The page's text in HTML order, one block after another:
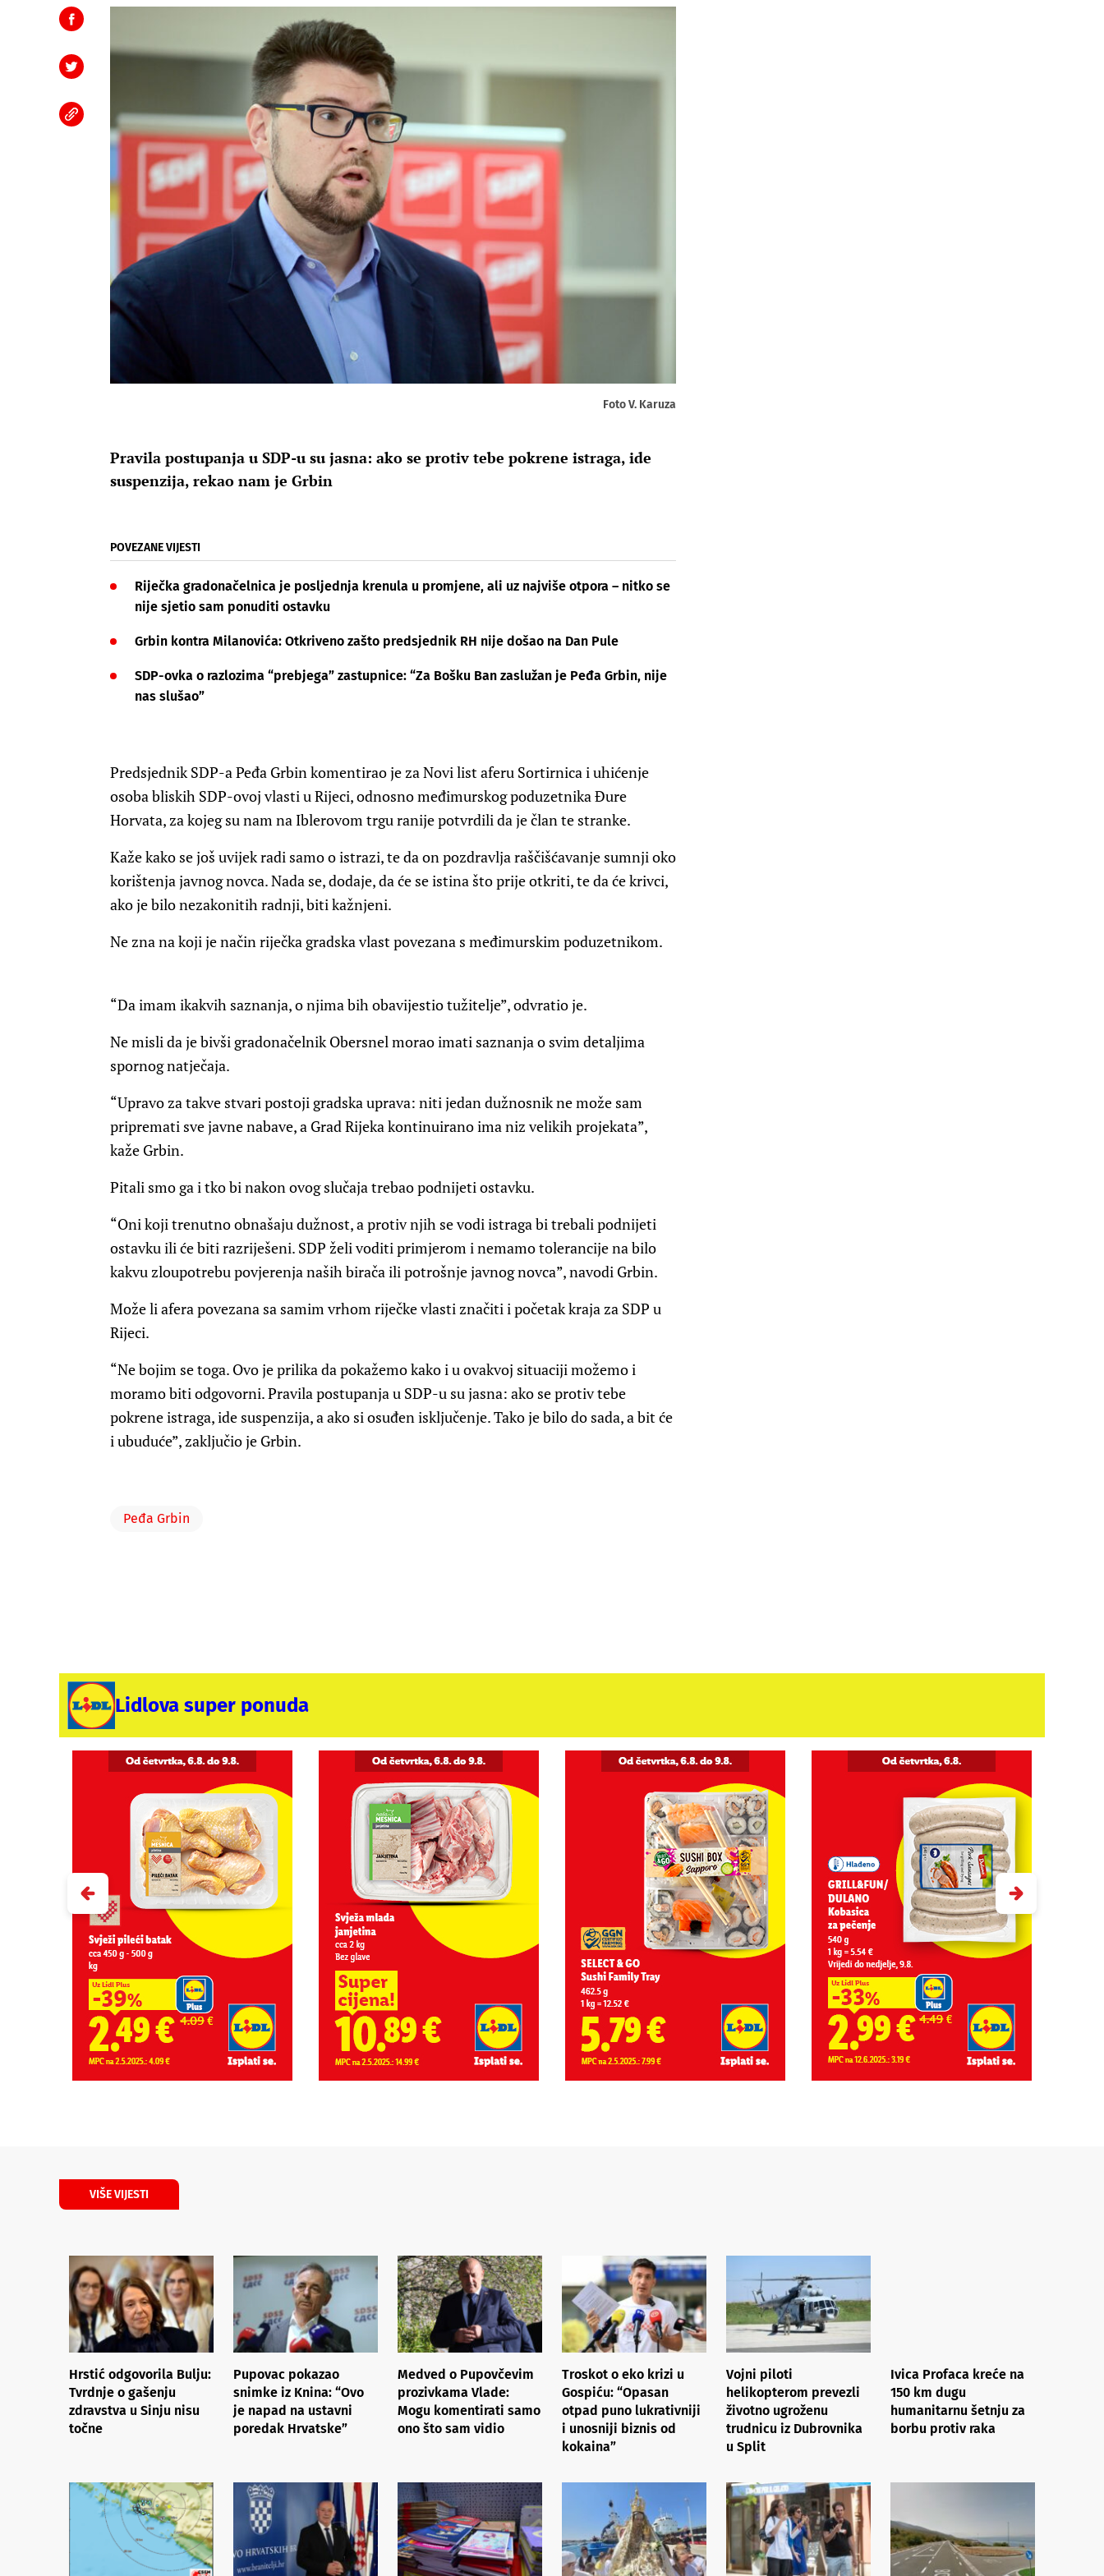
Foto V. Karuza
Pravila postupanja u SDP-u su jasna: ako se protiv tebe pokrene istraga, ide
suspenzija, rekao nam je Grbin
POVEZANE VIJESTI
Riječka gradonačelnica je posljednja krenula u promjene, ali uz najviše otpora – nitko se
nije sjetio sam ponuditi ostavku
Grbin kontra Milanovića: Otkriveno zašto predsjednik RH nije došao na Dan Pule
SDP-ovka o razlozima “prebjega” zastupnice: “Za Bošku Ban zaslužan je Peđa Grbin, nije
nas slušao”
Predsjednik SDP-a Peđa Grbin komentirao je za Novi list aferu Sortirnica i uhićenje
osoba bliskih SDP-ovoj vlasti u Rijeci, odnosno međimurskog poduzetnika Đure
Horvata, za kojeg su nam na Iblerovom trgu ranije potvrdili da je član te stranke.
Kaže kako se još uvijek radi samo o istrazi, te da on pozdravlja raščišćavanje sumnji oko
korištenja javnog novca. Nada se, dodaje, da će se istina što prije otkriti, te da će krivci,
ako je bilo nezakonitih radnji, biti kažnjeni.
Ne zna na koji je način riječka gradska vlast povezana s međimurskim poduzetnikom.
“Da imam ikakvih saznanja, o njima bih obavijestio tužitelje”, odvratio je.
Ne misli da je bivši gradonačelnik Obersnel morao imati saznanja o svim detaljima
spornog natječaja.
“Upravo za takve stvari postoji gradska uprava: niti jedan dužnosnik ne može sam
pripremati sve javne nabave, a Grad Rijeka kontinuirano ima niz velikih projekata”,
kaže Grbin.
Pitali smo ga i tko bi nakon ovog slučaja trebao podnijeti ostavku.
“Oni koji trenutno obnašaju dužnost, a protiv njih se vodi istraga bi trebali podnijeti
ostavku ili će biti razriješeni. SDP želi voditi primjerom i nemamo tolerancije na bilo
kakvu zloupotrebu povjerenja naših birača ili potrošnje javnog novca”, navodi Grbin.
Može li afera povezana sa samim vrhom riječke vlasti značiti i početak kraja za SDP u
Rijeci.
“Ne bojim se toga. Ovo je prilika da pokažemo kako i u ovakvoj situaciji možemo i
moramo biti odgovorni. Pravila postupanja u SDP-u su jasna: ako se protiv tebe
pokrene istraga, ide suspenzija, a ako si osuđen isključenje. Tako je bilo do sada, a bit će
i ubuduće”, zaključio je Grbin.
Peđa Grbin
Lidlova super ponuda
VIŠE VIJESTI
Hrstić odgovorila Bulju:
Tvrdnje o gašenju
zdravstva u Sinju nisu
točne
Pupovac pokazao
snimke iz Knina: “Ovo
je napad na ustavni
poredak Hrvatske”
Medved o Pupovčevim
prozivkama Vlade:
Mogu komentirati samo
ono što sam vidio
Troskot o eko krizi u
Gospiću: “Opasan
otpad puno lukrativniji
i unosniji biznis od
kokaina”
Vojni piloti
helikopterom prevezli
životno ugroženu
trudnicu iz Dubrovnika
u Split
Ivica Profaca kreće na
150 km dugu
humanitarnu šetnju za
borbu protiv raka